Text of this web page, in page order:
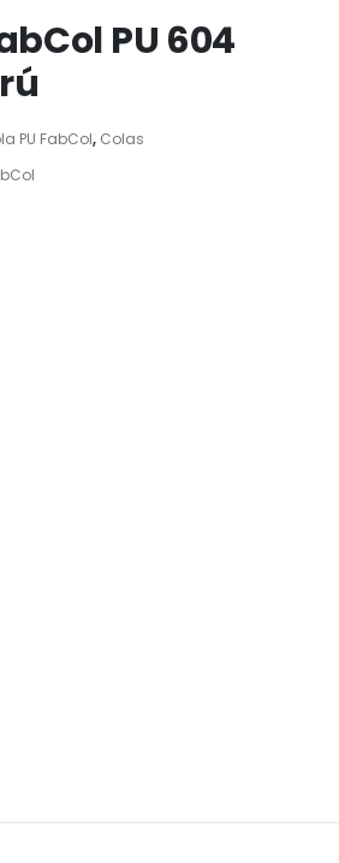
PU 604
PU FabCol, Colas